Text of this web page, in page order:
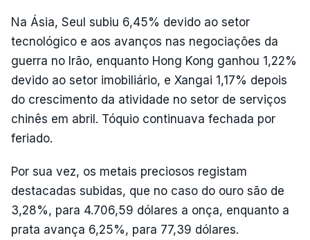
Na Ásia, Seul subiu 6,45% devido ao setor
tecnológico e aos avanços nas negociações da
guerra no Irão, enquanto Hong Kong ganhou 1,22%
devido ao setor imobiliário, e Xangai 1,17% depois
do crescimento da atividade no setor de serviços
chinês em abril. Tóquio continuava fechada por
feriado.
Por sua vez, os metais preciosos registam
destacadas subidas, que no caso do ouro são de
3,28%, para 4.706,59 dólares a onça, enquanto a
prata avança 6,25%, para 77,39 dólares.